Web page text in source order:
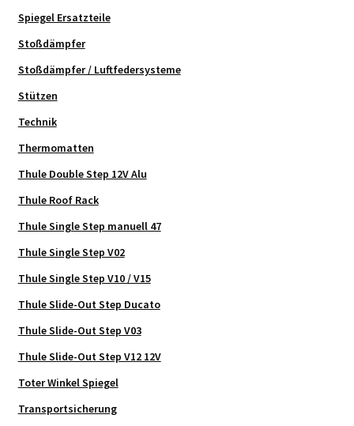
Spiegel Ersatzteile
Stoßdämpfer
Stoßdämpfer / Luftfedersysteme
Stützen
Technik
Thermomatten
Thule Double Step 12V Alu
Thule Roof Rack
Thule Single Step manuell 47
Thule Single Step V02
Thule Single Step V10 / V15
Thule Slide-Out Step Ducato
Thule Slide-Out Step V03
Thule Slide-Out Step V12 12V
Toter Winkel Spiegel
Transportsicherung